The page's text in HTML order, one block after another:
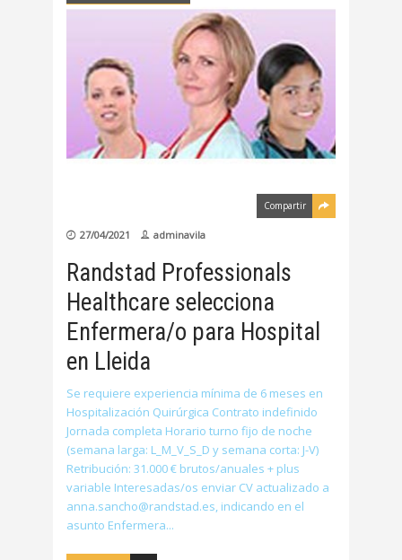
Compartir
27/04/2021 adminavila
Randstad Professionals
Healthcare selecciona
Enfermera/o para Hospital
en Lleida
Se requiere experiencia mínima de 6 meses en
Hospitalización Quirúrgica Contrato indefinido
Jornada completa Horario turno fijo de noche
(semana larga: L_M_V_S_D y semana corta: J-V)
Retribución: 31.000 € brutos/anuales + plus
variable Interesadas/os enviar CV actualizado a
anna.sancho@randstad.es, indicando en el
asunto Enfermera